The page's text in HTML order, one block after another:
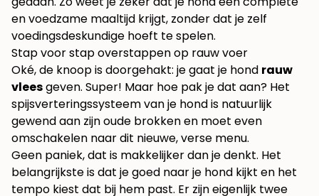
en voedzame maaltijd krijgt, zonder dat je zelf
voedingsdeskundige hoeft te spelen.
Stap voor stap overstappen op rauw voer
Oké, de knoop is doorgehakt: je gaat je hond rauw
vleesgeven. Super! Maar hoe pak je dat aan? Het
spijsverteringssysteem van je hond is natuurlijk
gewend aan zijn oude brokken en moet even
omschakelen naar dit nieuwe, verse menu.
Geen paniek, dat is makkelijker dan je denkt. Het
belangrijkste is dat je goed naar je hond kijkt en het
tempo kiest dat bij hem past. Er zijn eigenlijk twee